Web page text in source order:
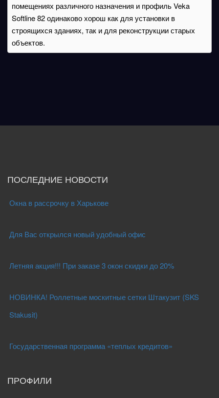
помещениях различного назначения и профиль Veka
Softline 82 одинаково хорош как для установки в
строящихся зданиях, так и для реконструкции старых
объектов.
ПОСЛЕДНИЕ НОВОСТИ
Окна в рассрочку в Харькове
Для Вас открылся новый удобный офис
Летняя акция!!! При заказе 3 окон скидки до 20%
НОВИНКА! Роллетные москитные сетки Штакузит (SKS
Stakusit)
Государственная программа «теплых кредитов»
ПРОФИЛИ